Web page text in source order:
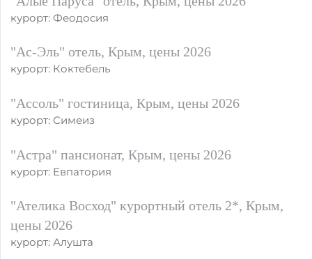
курорт: Феодосия
"Ас-Эль" отель, Крым, цены 2026
курорт: Коктебель
"Ассоль" гостиница, Крым, цены 2026
курорт: Симеиз
"Астра" пансионат, Крым, цены 2026
курорт: Евпатория
"Ателика Восход" курортный отель 2*, Крым,
цены 2026
курорт: Алушта